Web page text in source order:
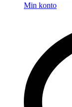
Min konto